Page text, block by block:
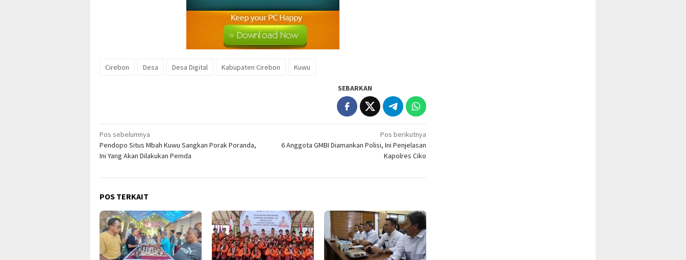
Cirebon Desa Desa Digital Kabupaten Cirebon Kuwu
SEBARKAN
Navigasi
pos
Pos sebelumnya
Pendopo Situs Mbah Kuwu Sangkan Porak Poranda,
Ini Yang Akan Dilakukan Pemda
Pos berikutnya
6 Anggota GMBI Diamankan Polisi, Ini Penjelasan
Kapolres Ciko
POS TERKAIT